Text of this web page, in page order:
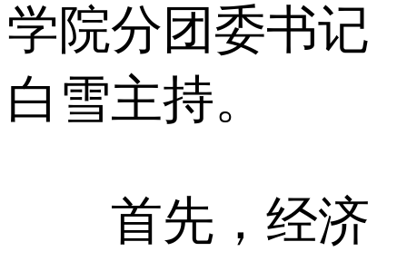
学院分团委书记
白雪主持。
首先，经济